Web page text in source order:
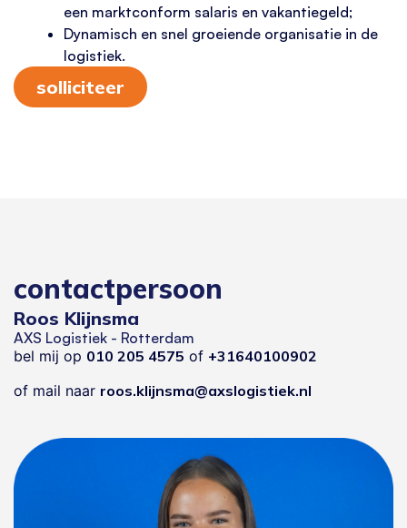
een marktconform salaris en vakantiegeld;
Dynamisch en snel groeiende organisatie in de
logistiek.
solliciteer
contactpersoon
Roos Klijnsma
AXS Logistiek - Rotterdam
bel mij op 010 205 4575 of +31640100902
of mail naar roos.klijnsma@axslogistiek.nl